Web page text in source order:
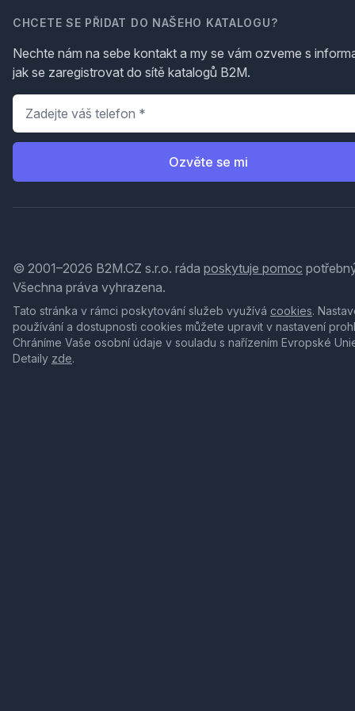
CHCETE SE PŘIDAT DO NAŠEHO KATALOGU?
Nechte nám na sebe kontakt a my se vám ozveme s
jak se zaregistrovat do sítě katalogů B2M.
Telefon
Ozvěte se mi
© 2001–2026 B2M.CZ s.r.o. ráda poskytuje pomoc
Všechna práva vyhrazena.
Tato stránka v rámci poskytování služeb využívá cookies.
používání a dostupnosti cookies můžete upravit v nastavení
Chráníme Vaše osobní údaje v souladu s nařízením Evropské
Detaily zde.